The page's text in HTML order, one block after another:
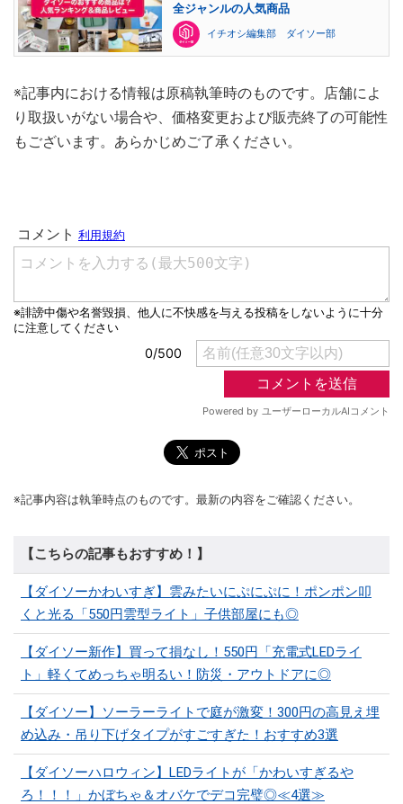
全ジャンルの人気商品
イチオシ編集部 ダイソー部
※記事内における情報は原稿執筆時のものです。店舗によ
り取扱いがない場合や、価格変更および販売終了の可能性
もございます。あらかじめご了承ください。
※記事内容は執筆時点のものです。最新の内容をご確認ください。
【こちらの記事もおすすめ！】
【ダイソーかわいすぎ】雲みたいにぷにぷに！ポンポン叩
くと光る「550円雲型ライト」子供部屋にも◎
【ダイソー新作】買って損なし！550円「充電式LEDライ
ト」軽くてめっちゃ明るい！防災・アウトドアに◎
【ダイソー】ソーラーライトで庭が激変！300円の高見え埋
め込み・吊り下げタイプがすごすぎた！おすすめ3選
【ダイソーハロウィン】LEDライトが「かわいすぎるや
ろ！！！」かぼちゃ＆オバケでデコ完璧◎≪4選≫